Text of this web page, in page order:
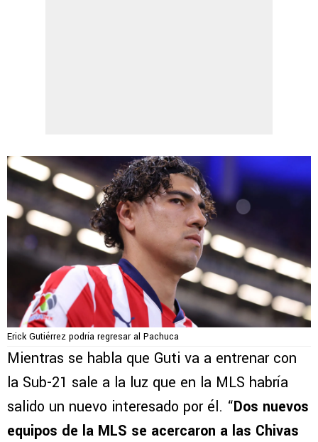
Erick Gutiérrez podría regresar al Pachuca
Mientras se habla que Guti va a entrenar con
la Sub-21 sale a la luz que en la MLS habría
salido un nuevo interesado por él. “Dos nuevos
equipos de la MLS se acercaron a las Chivas